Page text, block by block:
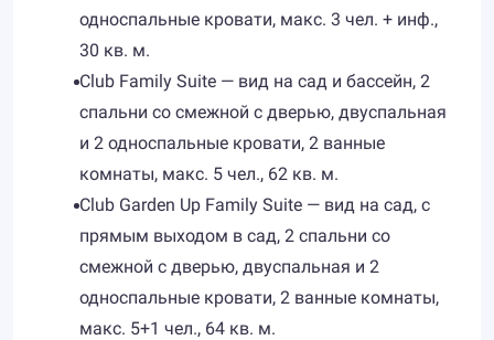
односпальные кровати, макс. 3 чел. + инф.,
30 кв. м.
Club Family Suite — вид на сад и бассейн, 2
спальни со смежной с дверью, двуспальная
и 2 односпальные кровати, 2 ванные
комнаты, макс. 5 чел., 62 кв. м.
Club Garden Up Family Suite — вид на сад, с
прямым выходом в сад, 2 спальни со
смежной с дверью, двуспальная и 2
односпальные кровати, 2 ванные комнаты,
макс. 5+1 чел., 64 кв. м.